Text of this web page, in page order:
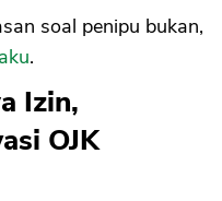
soal penipu bukan,
.
Izin,
OJK